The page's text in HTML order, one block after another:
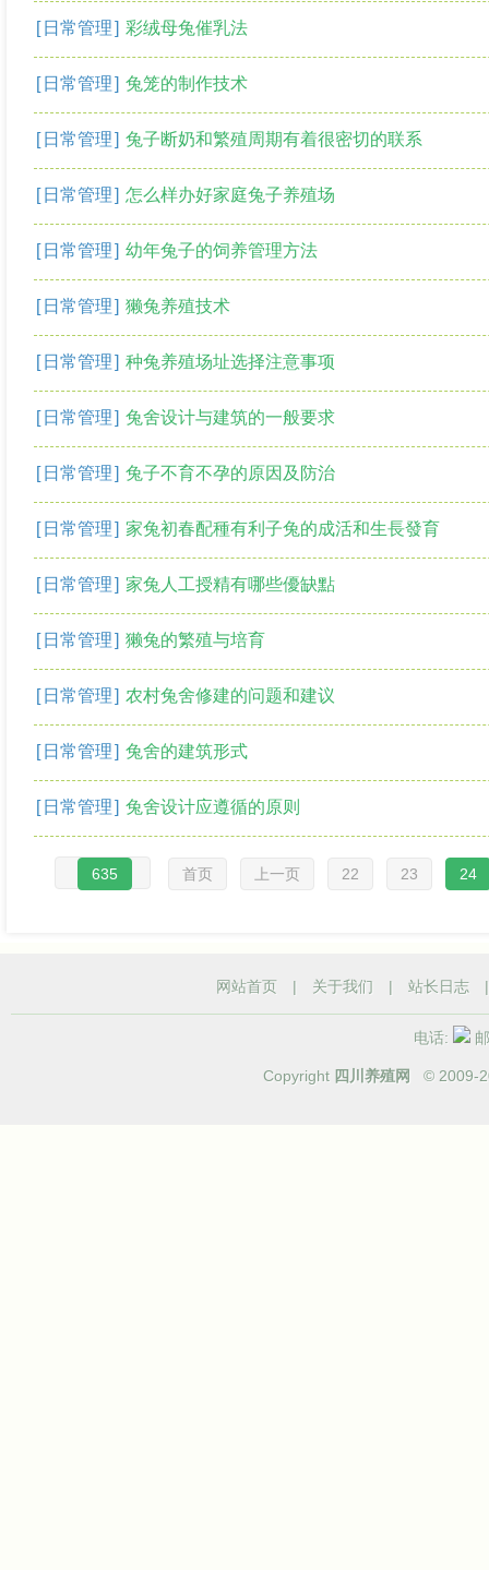
[ 日常管理] 彩绒母兔催乳法
[ 日常管理] 兔笼的制作技术
[ 日常管理] 兔子断奶和繁殖周期有着很密切的联系
[ 日常管理] 怎么样办好家庭兔子养殖场
[ 日常管理] 幼年兔子的饲养管理方法
[ 日常管理] 獭兔养殖技术
[ 日常管理] 种兔养殖场址选择注意事项
[ 日常管理] 兔舍设计与建筑的一般要求
[ 日常管理] 兔子不育不孕的原因及防治
[ 日常管理] 家兔初春配種有利子兔的成活和生長發育
[ 日常管理] 家兔人工授精有哪些優缺點
[ 日常管理] 獭兔的繁殖与培育
[ 日常管理] 农村兔舍修建的问题和建议
[ 日常管理] 兔舍的建筑形式
[ 日常管理] 兔舍设计应遵循的原则
635 首页 上一页 22 23 24
网站首页 | 关于我们 | 站长日志
电话:
Copyright 四川养殖网 © 2009-